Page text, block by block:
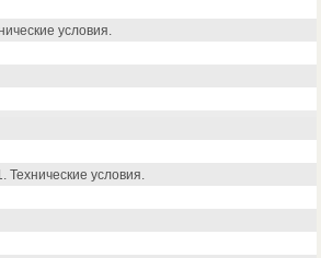
условия.
условия.